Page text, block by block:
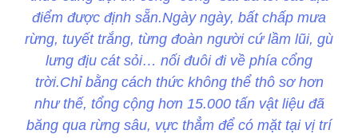
điểm được định sẵn.Ngày ngày, bất chấp mưa
rừng, tuyết trắng, từng đoàn người cứ lầm lũi, gù
lưng địu cát sỏi… nối đuôi đi về phía cổng
trời.Chỉ bằng cách thức không thể thô sơ hơn
như thế, tổng cộng hơn 15.000 tấn vật liệu đã
băng qua rừng sâu, vực thẳm để có mặt tại vị trí